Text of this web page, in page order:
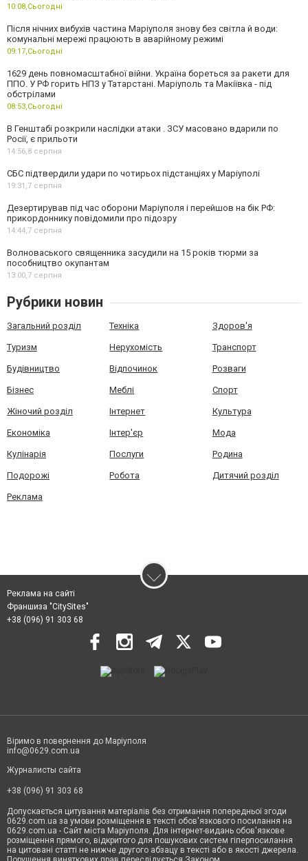
10:08,Сьогодні
Після нічних вибухів частина Маріуполя знову без світла й води:
комунальні мережі працюють в аварійному режимі
09:17,Сьогодні
1629 день повномасштабної війни. Україна бореться за ракети для
ППО. У РФ горить НПЗ у Татарстані. Маріуполь та Макіївка - під
обстрілами
08:53,Сьогодні
В Генштабі розкрили наслідки атаки . ЗСУ масовано вдарили по
Росії, є прильоти
14:56,8 серпня
СБС підтвердили удари по чотирьох підстанціях у Маріуполі
19:31,7 серпня
Дезертирував під час оборони Маріуполя і перейшов на бік РФ:
прикордоннику повідомили про підозру
14:44,7 серпня
Волноваського священника засудили на 15 років тюрми за
пособництво окупантам
13:00,7 серпня
Рубрики новин
Загальний розділ Техніка Здоров'я
Туризм Нерухомість Транспорт
Будівництво Відпочинок Розваги
Бізнес Меблі Спорт
Жіночий розділ Інтернет Культура
Економіка Інтер'єр Мода
Кулінарія Послуги Родина
Подорожі Робота Дитячий розділ
Реклама
Реклама на сайті
Франшиза "CitySites"
+38 (096) 91 303 68
Віримо в повернення до Маріуполя
info@0629.com.ua
Журналисты сайта
+38 (096) 91 303 68
Допускається цитування матеріалів без отримання попередньої згоди
0629.com.ua за умови розміщення в тексті обов'язкового посилання на
0629.com.ua - Сайт міста Маріуполя. Для інтернет-видань обов'язкове
розміщення прямого, відкритого для пошукових систем гіперпосилання
на цитовані статті не нижче другого абзацу в тексті або в якості джерела.